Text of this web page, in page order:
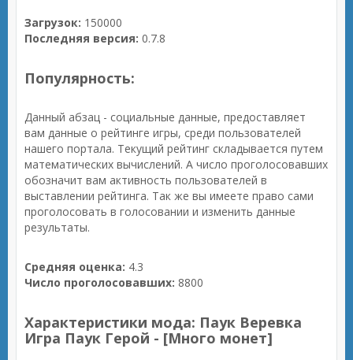
Загрузок: 150000
Последняя версия: 0.7.8
Популярность:
Данный абзац - социальные данные, предоставляет
вам данные о рейтинге игры, среди пользователей
нашего портала. Текущий рейтинг складывается путем
математических вычислений. А число проголосовавших
обозначит вам активность пользователей в
выставлении рейтинга. Так же вы имеете право сами
проголосовать в голосовании и изменить данные
результаты.
Средняя оценка: 4.3
Число проголосовавших: 8800
Характеристики мода: Паук Веревка
Игра Паук Герой - [Много монет]